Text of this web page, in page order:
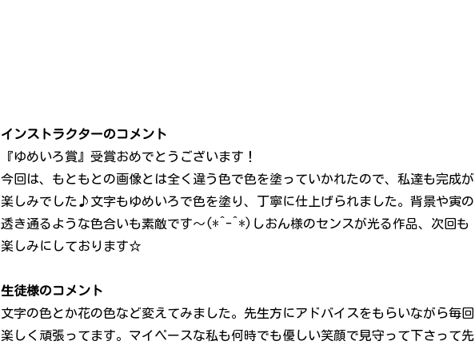
インストラクターのコメント
『ゆめいろ賞』受賞おめでとうございます！
今回は、もともとの画像とは全く違う色で色を塗っていかれたので、私達も完成が
楽しみでした♪文字もゆめいろで色を塗り、丁寧に仕上げられました。背景や寅の
透き通るような色合いも素敵です～(*^-^*)しおん様のセンスが光る作品、次回も
楽しみにしております☆
生徒様のコメント
文字の色とか花の色など変えてみました。先生方にアドバイスをもらいながら毎回
楽しく頑張ってます。マイペースな私も何時でも優しい笑顔で見守って下さって先